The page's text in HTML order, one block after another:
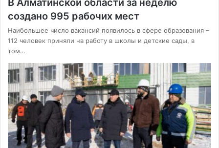
создано 995 рабочих мест
Наибольшее число вакансий появилось в сфере образования –
112 человек приняли на работу в школы и детские сады, в
том…